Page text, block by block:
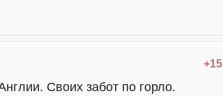
+15
Своих забот по горло.